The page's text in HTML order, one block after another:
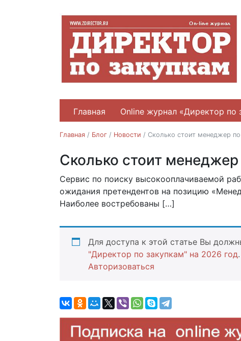
Главная Online журнал «Директор по
Главная / Блог / Новости / Cколько стоит менеджер по
Новости
Cколько стоит
18.10.2021
Сервис по поиску высокооплачиваемой
ожидания претендентов на позицию
Наиболее востребованы […]
Для доступа к этой статье Вы
"Директор по закупкам" на 2026 год
Авторизоваться